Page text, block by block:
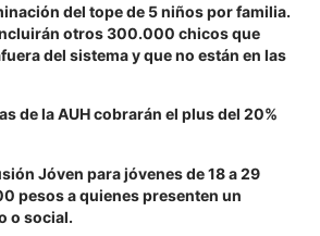
del tope de 5 niños por familia.
otros 300.000 chicos que
del sistema y que no están en las
de la AUHcobrarán el plus del 20%
Jóven para jóvenes de 18 a 29
pesos a quienes presenten un
o social.